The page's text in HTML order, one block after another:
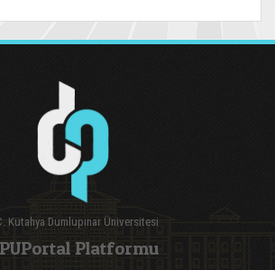
Kütahya Dumlupınar Üniversitesi
Platformu